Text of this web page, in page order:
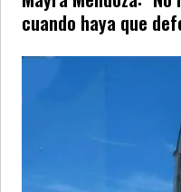
cuando haya que